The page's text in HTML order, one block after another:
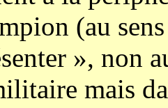
(au
», non
mais